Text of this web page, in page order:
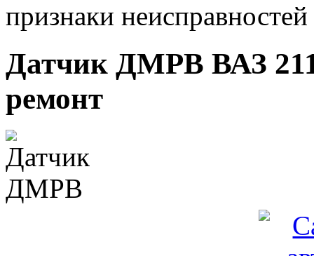
признаки
Датчик ДМРВ ВАЗ
ремонт